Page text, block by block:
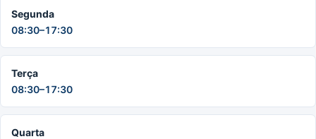
Segunda
08:30–17:30
Terça
08:30–17:30
Quarta